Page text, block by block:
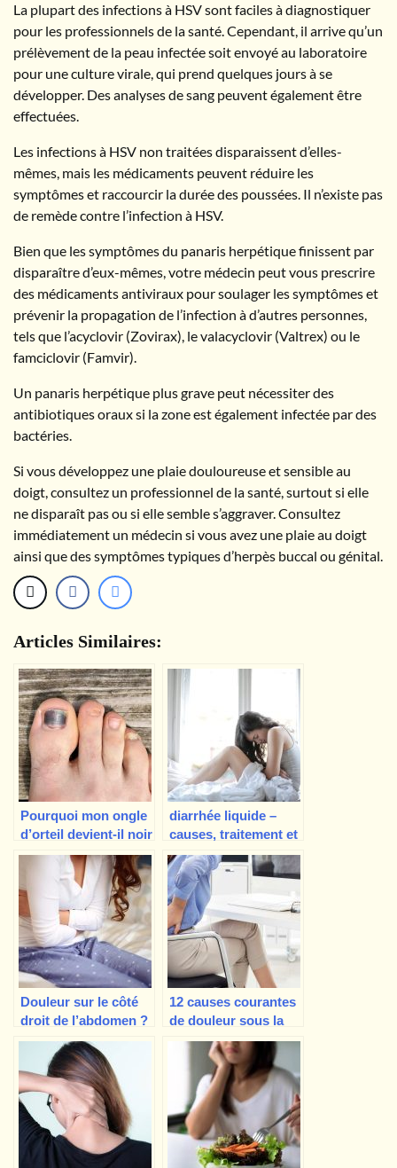
La plupart des infections à HSV sont faciles à diagnostiquer
pour les professionnels de la santé. Cependant, il arrive qu’un
prélèvement de la peau infectée soit envoyé au laboratoire
pour une culture virale, qui prend quelques jours à se
développer. Des analyses de sang peuvent également être
effectuées.
Les infections à HSV non traitées disparaissent d’elles-
mêmes, mais les médicaments peuvent réduire les
symptômes et raccourcir la durée des poussées. Il n’existe pas
de remède contre l’infection à HSV.
Bien que les symptômes du panaris herpétique finissent par
disparaître d’eux-mêmes, votre médecin peut vous prescrire
des médicaments antiviraux pour soulager les symptômes et
prévenir la propagation de l’infection à d’autres personnes,
tels que l’acyclovir (Zovirax), le valacyclovir (Valtrex) ou le
famciclovir (Famvir).
Un panaris herpétique plus grave peut nécessiter des
antibiotiques oraux si la zone est également infectée par des
bactéries.
Si vous développez une plaie douloureuse et sensible au
doigt, consultez un professionnel de la santé, surtout si elle
ne disparaît pas ou si elle semble s’aggraver. Consultez
immédiatement un médecin si vous avez une plaie au doigt
ainsi que des symptômes typiques d’herpès buccal ou génital.
Articles Similaires:
Pourquoi mon ongle
d’orteil devient-il noir
? Quelques causes
possibles…
diarrhée liquide –
causes, traitement et
complications
Douleur sur le côté
droit de l’abdomen ?
Qu’est-ce que cela
signifie ?
12 causes courantes
de douleur sous la
cage thoracique